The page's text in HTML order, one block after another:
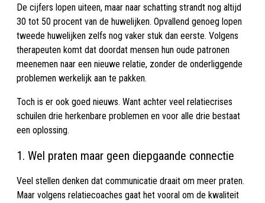
De cijfers lopen uiteen, maar naar schatting strandt nog altijd
30 tot 50 procent van de huwelijken. Opvallend genoeg lopen
tweede huwelijken zelfs nog vaker stuk dan eerste. Volgens
therapeuten komt dat doordat mensen hun oude patronen
meenemen naar een nieuwe relatie, zonder de onderliggende
problemen werkelijk aan te pakken.
Toch is er ook goed nieuws. Want achter veel relatiecrises
schuilen drie herkenbare problemen en voor alle drie bestaat
een oplossing.
1. Wel praten maar geen diepgaande connectie
Veel stellen denken dat communicatie draait om meer praten.
Maar volgens relatiecoaches gaat het vooral om de kwaliteit